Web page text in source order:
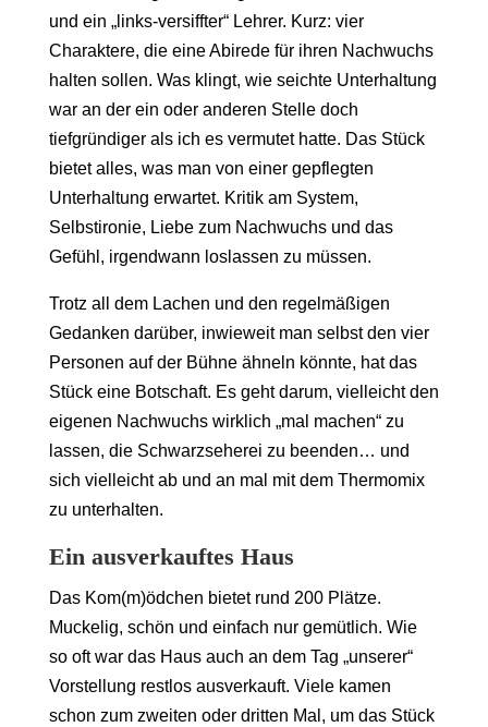
und ein „links-versiffter“ Lehrer. Kurz: vier
Charaktere, die eine Abirede für ihren Nachwuchs
halten sollen. Was klingt, wie seichte Unterhaltung
war an der ein oder anderen Stelle doch
tiefgründiger als ich es vermutet hatte. Das Stück
bietet alles, was man von einer gepflegten
Unterhaltung erwartet. Kritik am System,
Selbstironie, Liebe zum Nachwuchs und das
Gefühl, irgendwann loslassen zu müssen.
Trotz all dem Lachen und den regelmäßigen
Gedanken darüber, inwieweit man selbst den vier
Personen auf der Bühne ähneln könnte, hat das
Stück eine Botschaft. Es geht darum, vielleicht den
eigenen Nachwuchs wirklich „mal machen“ zu
lassen, die Schwarzseherei zu beenden… und
sich vielleicht ab und an mal mit dem Thermomix
zu unterhalten.
Ein ausverkauftes Haus
Das Kom(m)ödchen bietet rund 200 Plätze.
Muckelig, schön und einfach nur gemütlich. Wie
so oft war das Haus auch an dem Tag „unserer“
Vorstellung restlos ausverkauft. Viele kamen
schon zum zweiten oder dritten Mal, um das Stück